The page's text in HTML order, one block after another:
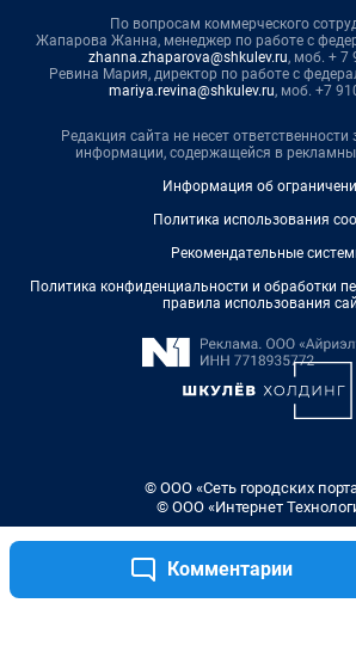
Комментарии
По вопросам коммерческого
Жапарова Жанна, менеджер по работе с
zhanna.zhaparova@shkulev.ru, моб. + 7
Ревина Мария, директор по работе с
mariya.revina@shkulev.ru, моб. +7
Редакция сайта не несет ответственности
информации, содержащейся в
Информация об
Политика использования
Рекомендательные
Политика конфиденциальности и обработки
правила использования
© ООО «Сеть городских
© ООО «Интернет